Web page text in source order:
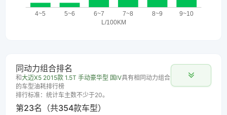
同动力组合排名
和大迈X5 2015款 1.5T 手动豪华型 国IV具有相同动力组合
的车型油耗排行榜
排行标准：统计车主数不少于20。
第23名（共354款车型）